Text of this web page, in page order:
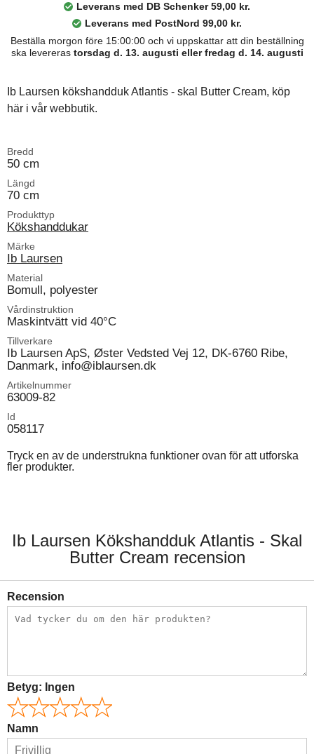
Leverans med DB Schenker 59,00 kr.
Leverans med PostNord 99,00 kr.
Beställa morgon före 15:00:00 och vi uppskattar att din beställning
ska levereras torsdag d. 13. augusti eller fredag d. 14. augusti
Ib Laursen kökshandduk Atlantis - skal Butter Cream, köp
här i vår webbutik.
Bredd
50 cm
Längd
70 cm
Produkttyp
Kökshanddukar
Märke
Ib Laursen
Material
Bomull, polyester
Vårdinstruktion
Maskintvätt vid 40°C
Tillverkare
Ib Laursen ApS, Øster Vedsted Vej 12, DK-6760 Ribe,
Danmark, info@iblaursen.dk
Artikelnummer
63009-82
Id
058117
Tryck en av de understrukna funktioner ovan för att utforska
fler produkter.
Ib Laursen Kökshandduk Atlantis - Skal
Butter Cream recension
Recension
Betyg: Ingen
Namn